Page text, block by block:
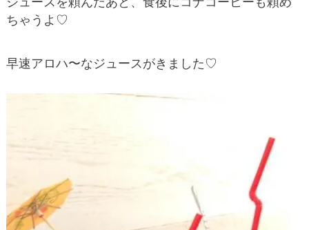
ちゃうよ♡
早速アロハ〜なジュースがきました♡